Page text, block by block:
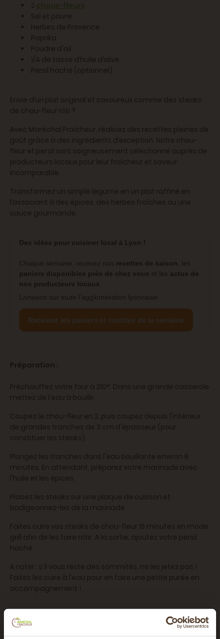
2 choux-fleurs
Sel et poivre
Herbes de Provence
Paprika
Poudre d'ail
1/4 de tasse d’huile d’olive
Persil haché (optionnel)
Envie d’un plat original et savoureux comme des steaks
de chou-fleur rôti ?
Avec Maréchal Fraîcheur, réalisez des recettes pleines de
goût grâce à des ingrédients d’exception. Notre chou-
fleur et persil sont soigneusement sélectionné auprès de
producteurs locaux pour leur fraîcheur et saveur
incomparable.
Transformez un simple légume en un plat raffiné en
l’associant à des épices, des herbes fraîches ou une
sauce gourmande.
Des idées pour cuisiner local à Lyon !
Chaque semaine, recevez nos recettes de saison
, les
paniers disponibles près de chez vous et les actus de
nos producteurs locaux
Livraison sur toute l’agglomération lyonnaise.
Recevoir les paniers et recettes de la semaine
Préparation :
Préchauffez votre four à 210°. Dans une grande casserole
mettez de l'eau à bouillir.
Coupez le chou-fleur en 2, puis coupez depuis l'intérieur
de grandes tranches de 3 cm d'épaisseur (pour
constituer les steaks).
Plongez les tranches dans l'eau bouillante environ 8
minutes. En attendant, préparez votre marinade avec
l'huile et les épices.
Placez les steaks sur une plaque de cuisson et
badigeonnez-les de la marinade.
Faites cuire vos steaks de chou-fleur 15 minutes en mode
grill afin de les faire rôtir. A la sortie, ajoutez votre persil
haché.
A noter : s'il vous reste des sommités, ne les jetez pas !
Faites les cuire à l'eau pour en faire une petite purée en
accompagnement !